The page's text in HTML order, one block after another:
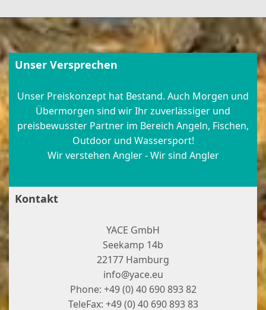
Unser Versprechen
Unser Preiskonzept hat Bestand. Auch Morgen und
Übermorgen sind wir Ihr zuverlässiger und
preisbewusster Partner im Bereich Angeln, Fischen,
Outdoor und Wassersport!
Wir verstehen Angler - Wir sind Angler
Kontakt
YACE GmbH
Seekamp 14b
22177 Hamburg
info@yace.eu
Phone: +49 (0) 40 690 893 82
TeleFax: +49 (0) 40 690 893 83